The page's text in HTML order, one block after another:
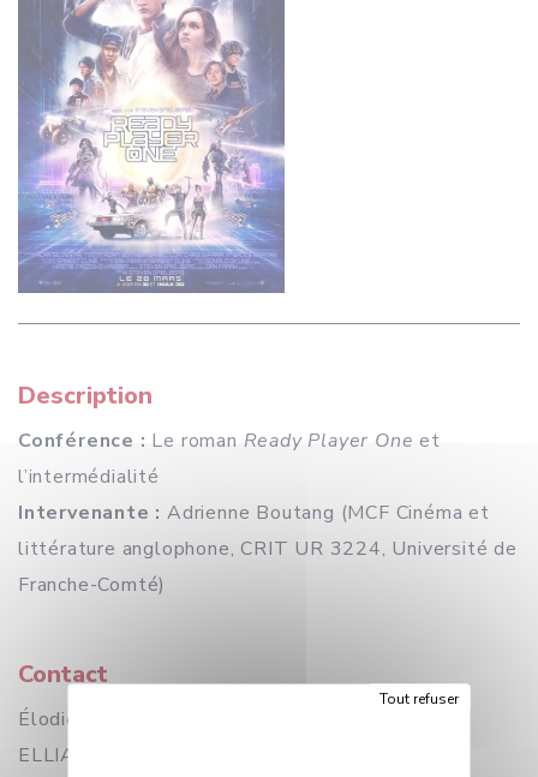
Description
Conférence : Le roman Ready Player One et
l’intermédialité
Intervenante : Adrienne Boutang (MCF Cinéma et
littérature anglophone, CRIT UR 3224, Université de
Franche-Comté)
Contact
Élodie Bouygues (Pôle Arts et Littérature -
ELLIADD UR 4661) :
Tout refuser